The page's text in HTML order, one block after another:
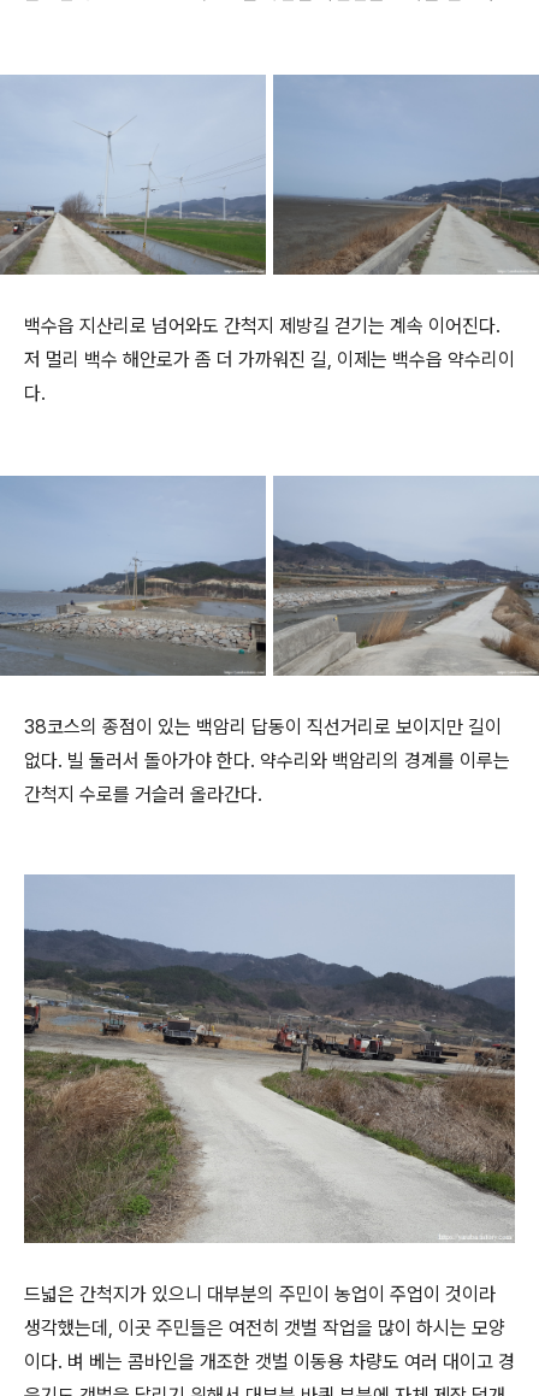
백수읍 지산리로 넘어와도 간척지 제방길 걷기는 계속 이어진다.
저 멀리 백수 해안로가 좀 더 가까워진 길, 이제는 백수읍 약수리이
다.
38코스의 종점이 있는 백암리 답동이 직선거리로 보이지만 길이
없다. 빌 둘러서 돌아가야 한다. 약수리와 백암리의 경계를 이루는
간척지 수로를 거슬러 올라간다.
드넓은 간척지가 있으니 대부분의 주민이 농업이 주업이 것이라
생각했는데, 이곳 주민들은 여전히 갯벌 작업을 많이 하시는 모양
이다. 벼 베는 콤바인을 개조한 갯벌 이동용 차량도 여러 대이고 경